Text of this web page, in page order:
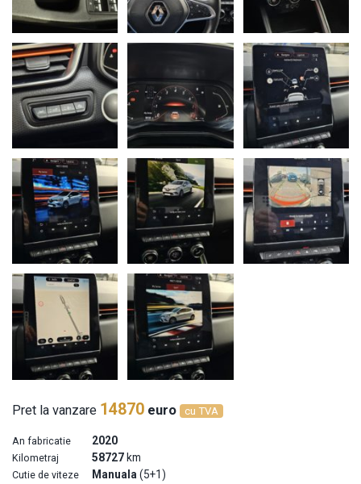
Pret la vanzare 14870 euro cu TVA
An fabricatie 2020
Kilometraj 58727 km
Cutie de viteze Manuala (5+1)